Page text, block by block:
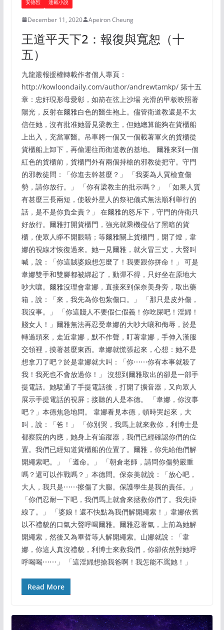
安德烈 連載小說
December 11, 2020 Apeiron Cheung
王道平天下2：報復與寬恕（十
五）
九龍叢報援權轉載作者個人專頁：
http://kowloondaily.com/author/andrewtamkp/ 第十五
章：忠奸現形母愛彰，如箭在弦上沙場 光滑的甲板映照著
陽光，反射在爾雅白色的醫生袍上。儘管衛道教還是不太
信任她，沒有批准她晉見梁教主，但她總算能夠在貨櫃船
上出入，充當軍醫。吊車將一個又一個載著軍火的貨櫃從
貨櫃船上卸下，再偷運往而衛道教的基地。 爾雅來到一個
紅色的貨櫃前，貨櫃門外有兩個持槍的邪教徒把守。守門
的邪教徒問：「你進去幹甚麼？」 「我要為人質檢查傷
勢，請你放行。」 「你有梁教主的批示嗎？」 「如果人質
有甚麼三長兩短，使殺外星人的祭祀儀式無法順利舉行的
話，是不是你負全責？」 在爾雅的怒斥下，守門的侍衛只
好放行。爾雅打開貨櫃門，強光就乘機侵佔了黑暗的貨
櫃，使眾人睜不開眼睛；等爾雅關上貨櫃門，開了燈，韋
娜的視線才恢復過來。她一見爾雅，就火冒三丈，大聲叫
喊，說：「你這賊婆娘想怎麼了！我要跟你拼命！」 可是
韋娜雙手和雙腳都被綁起了，動彈不得，只好坐在原地大
吵大嚷。爾雅沒理會韋娜，直接來到保奈美身旁，取出藥
箱，說：「來，我先為你包紮傷口。」 「那只是皮外傷，
我沒事。」 「你這賤人不要假仁假義！你吃屎吧！淫婦！
賤女人！」爾雅無法再忍受韋娜的大吵大嚷和侮辱，於是
轉過頭來，走近韋娜，默不作聲，盯著韋娜，手伸入漢服
交領裡，摸著甚麼東西。韋娜就慌張起來，心想：她不是
想拿刀了吧？於是韋娜就大叫：「你⋯⋯你有本事就殺了
我！我死也不會放過你！」 沒想到爾雅取出的卻是一部手
提電話。她駁通了手提電話後，打開了擴音器，又向眾人
展示手提電話的視屏；接聽的人是本德。 「韋娜，你沒事
吧？」本德焦急地問。 韋娜看見本德，頓時哭起來，大
叫，說：「爸！」 「你別哭，我馬上就來救你，利博士是
都察院的內應，她身上有追蹤器，我們已經確認你們的位
置。我們已經知道貨櫃船的位置了。爾雅，你先給他們解
開繩索吧。」 「遵命。」 「朝倉老師，請問你傷勢嚴重
嗎？還可以作戰嗎？」本德問。保奈美就說：「放心吧，
大人，我只是⋯⋯擦傷了大腿。保護學生是我的責任。」
「你們忍耐一下吧，我們馬上就會來拯救你們了。我先掛
線了。」 「婆娘！還不快點為我們解開繩索！」韋娜依舊
以不禮貌的口氣大聲呼喝爾雅。爾雅忍著氣，上前為她解
開繩索，然後又為畢哲等人解開繩索。山娜就說：「韋
娜，你這人真沒禮貌，利博士來救我們，你卻依然對她呼
呼喝喝⋯⋯」 「這淫婦想搶我爸啊！我怎能不罵她！」
Read More